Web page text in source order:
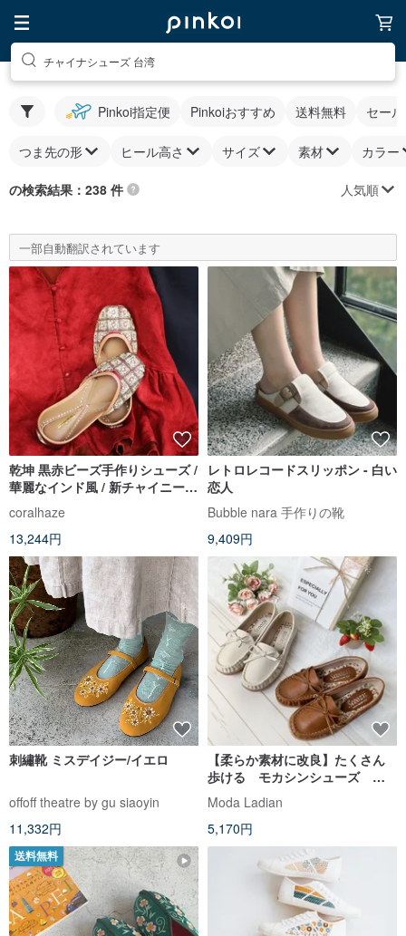
チャイナシューズ 台湾
Pinkoi指定便 Pinkoiおすすめ 送料無料 セー
つま先の形 ヒール高さ サイズ 素材 カラー
の検索結果：238 件 人気順
一部自動翻訳されています
乾坤 黒赤ビーズ手作りシューズ /
華麗なインド風 / 新チャイニーズ
スタイル香雲紗に合う
coralhaze
13,244円
レトロレコードスリッポン - 白い
恋人
Bubble nara 手作りの靴
9,409円
刺繡靴 ミスデイジー/イエロ
offoff theatre by gu siaoyin
11,332円
【柔らか素材に改良】たくさん
歩ける モカシンシューズ 軽
い 花柄インソール 1638
Moda Ladian
5,170円
送料無料